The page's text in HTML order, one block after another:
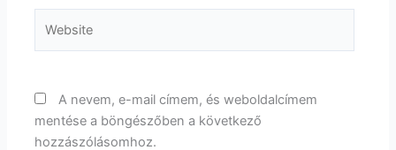
A nevem, e-mail címem, és weboldalcímem
mentése a böngészőben a következő
hozzászólásomhoz.